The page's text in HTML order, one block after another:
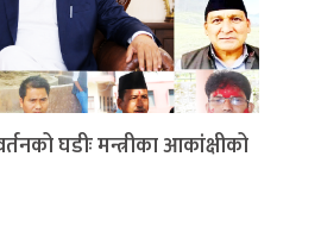
घडीः मन्त्रीका आकांक्षीको